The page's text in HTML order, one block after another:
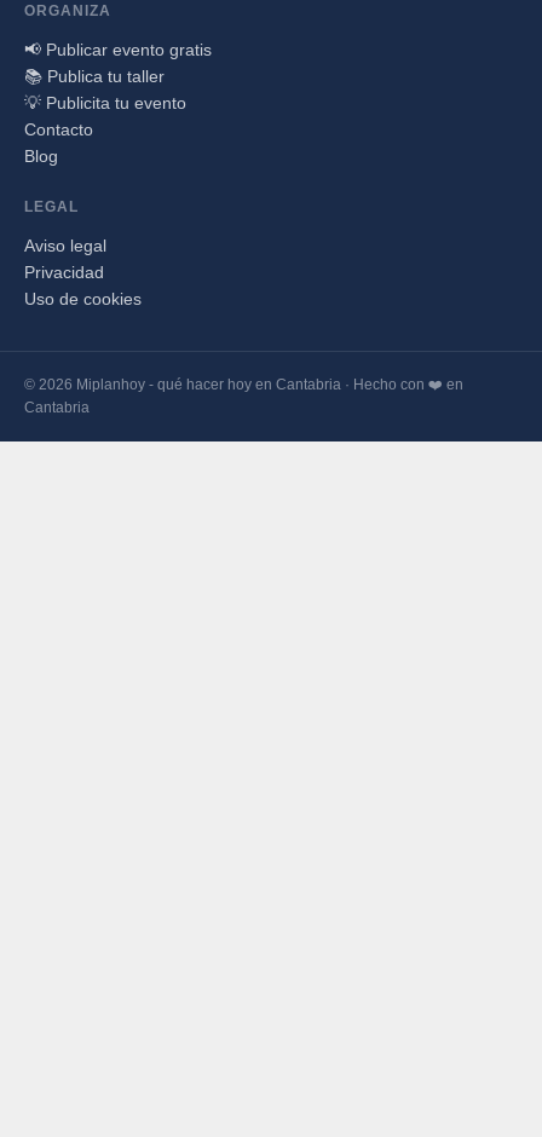
ORGANIZA
📢 Publicar evento gratis
📚 Publica tu taller
💡 Publicita tu evento
Contacto
Blog
LEGAL
Aviso legal
Privacidad
Uso de cookies
© 2026 Miplanhoy - qué hacer hoy en Cantabria · Hecho con ❤️ en
Cantabria